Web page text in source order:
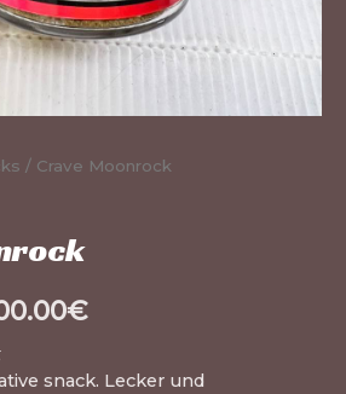
/ Crave Moonrock
€
snack. Lecker und